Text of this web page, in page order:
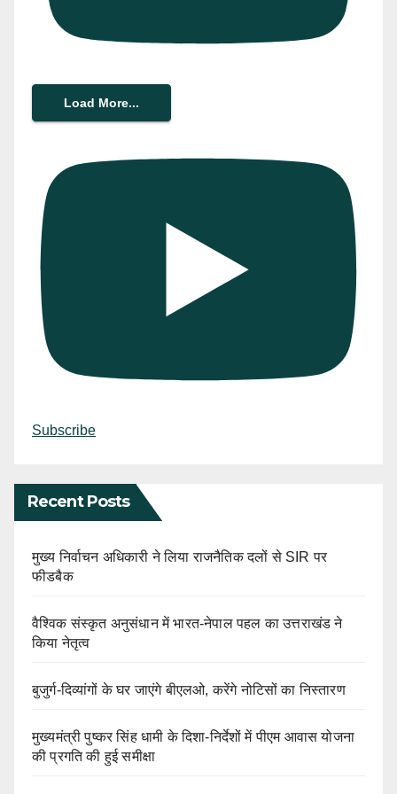
Load More...
Subscribe
Recent Posts
मुख्य निर्वाचन अधिकारी ने लिया राजनैतिक दलों से SIR पर
फीडबैक
वैश्विक संस्कृत अनुसंधान में भारत-नेपाल पहल का उत्तराखंड ने
किया नेतृत्व
बुजुर्ग-दिव्यांगों के घर जाएंगे बीएलओ, करेंगे नोटिसों का निस्तारण
मुख्यमंत्री पुष्कर सिंह धामी के दिशा-निर्देशों में पीएम आवास योजना
की प्रगति की हुई समीक्षा